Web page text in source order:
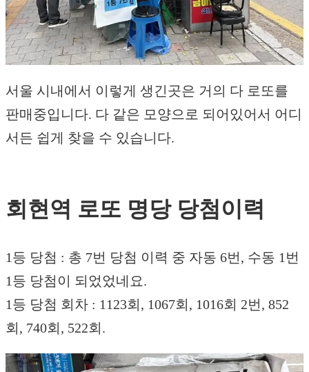
서울 시내에서 이렇게 생긴곳은 거의 다 로또를
판매중입니다. 다 같은 모양으로 되어있어서 어디
서든 쉽게 찾을 수 있습니다.
회현역 로또 명당 당첨이력
1등 당첨 : 총 7번 당첨 이력 중 자동 6번, 수동 1번
1등 당첨이 되었었네요.
1등 당첨 회차 : 1123회, 1067회, 1016회 2번, 852
회, 740회, 522회.